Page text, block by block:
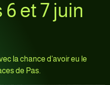
et 7 juin
la chance d’avoir eu le
de Pas.